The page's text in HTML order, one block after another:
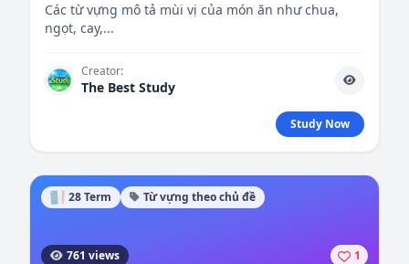
Các từ vựng mô tả mùi vị của món ăn như chua,
ngọt, cay,...
Creator:
The Best Study
Study Now
28 Term Từ vựng theo chủ đề
761 views 1